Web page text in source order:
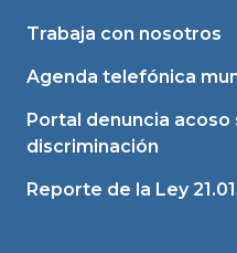
Trabaja con nosotros
Agenda telefónica
Portal denuncia
discriminación
Reporte de la Ley